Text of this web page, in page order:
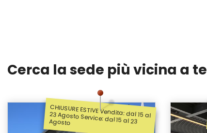
Cerca la sede più vicina a te
CHIUSURE ESTIVE Vendita: dal 15 al
23 Agosto Service: dal 15 al 23 Agosto